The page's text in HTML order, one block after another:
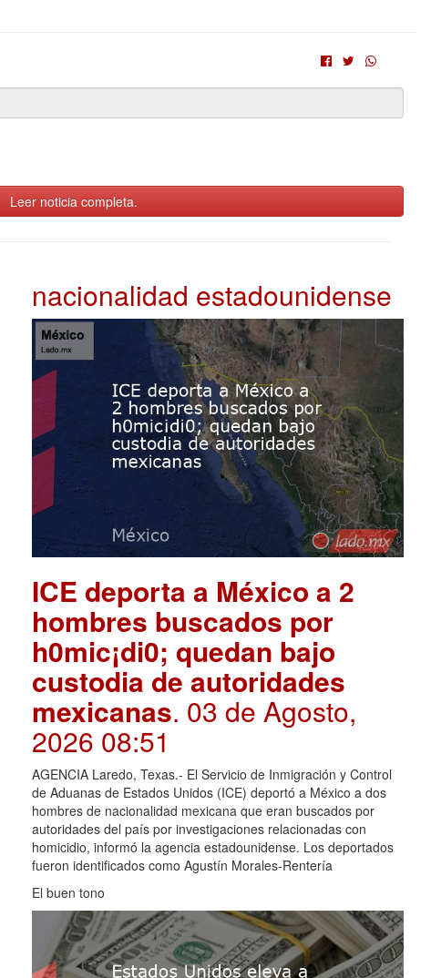
Leer noticia completa.
nacionalidad estadounidense
ICE deporta a México a 2
hombres buscados por
h0mic¡di0; quedan bajo
custodia de autoridades
mexicanas. 03 de Agosto,
2026 08:51
AGENCIA Laredo, Texas.- El Servicio de Inmigración y Control
de Aduanas de Estados Unidos (ICE) deportó a México a dos
hombres de nacionalidad mexicana que eran buscados por
autoridades del país por investigaciones relacionadas con
homicidio, informó la agencia estadounidense. Los deportados
fueron identificados como Agustín Morales-Rentería
El buen tono